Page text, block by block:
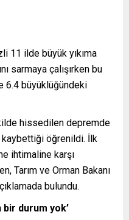
11 ilde büyük yıkıma
sarmaya çalışırken bu
6.4 büyüklüğündeki
hissedilen depremde
kaybettiği öğrenildi. İlk
ihtimaline karşı
Tarım ve Orman Bakanı
bulundu.
durum yok’